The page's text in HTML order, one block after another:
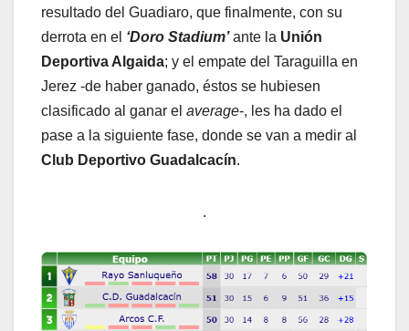
resultado del Guadiaro, que finalmente, con su
derrota en el ‘Doro Stadium’ante la Unión
Deportiva Algaida; y el empate del Taraguilla en
Jerez -de haber ganado, éstos se hubiesen
clasificado al ganar el average-, les ha dado el
pase a la siguiente fase, donde se van a medir al
Club Deportivo Guadalcacín.
.